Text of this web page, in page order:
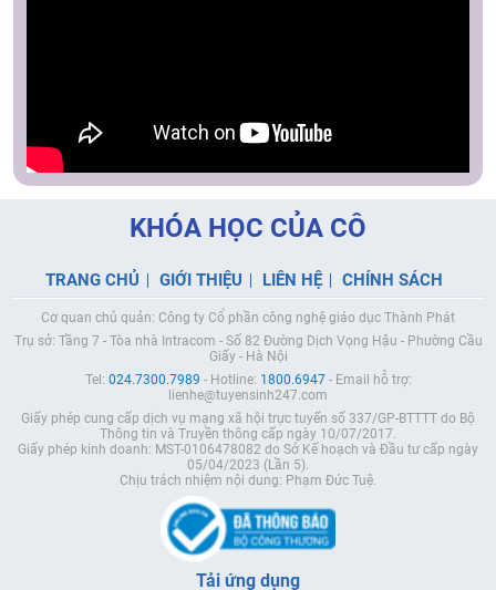
KHÓA HỌC CỦA CÔ
TRANG CHỦ GIỚI THIỆU LIÊN HỆ CHÍNH SÁCH
Cơ quan chủ quản: Công ty Cổ phần công nghệ giáo dục Thành Phát
Trụ sở: Tầng 7 - Tòa nhà Intracom - Số 82 Đường Dịch Vọng Hậu - Phường Cầu
Giấy - Hà Nội
Tel: 024.7300.7989 - Hotline: 1800.6947- Email hỗ trợ:
lienhe@tuyensinh247.com
Giấy phép cung cấp dịch vụ mạng xã hội trực tuyến số 337/GP-BTTTT do Bộ
Thông tin và Truyền thông cấp ngày 10/07/2017.
Giấy phép kinh doanh: MST-0106478082 do Sở Kế hoạch và Đầu tư cấp ngày
05/04/2023 (Lần 5).
Chịu trách nhiệm nội dung: Phạm Đức Tuệ.
Tải ứng dụng